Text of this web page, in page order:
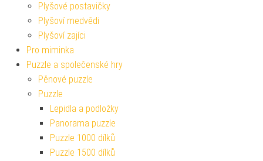
Plyšové postavičky
Plyšoví medvědi
Plyšoví zajíci
Pro miminka
Puzzle a společenské hry
Pěnové puzzle
Puzzle
Lepidla a podložky
Panorama puzzle
Puzzle 1000 dílků
Puzzle 1500 dílků